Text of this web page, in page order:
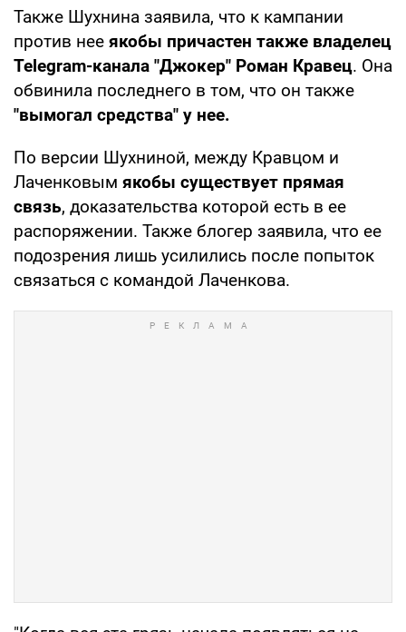
Также Шухнина заявила, что к кампании
против нее якобы причастен также владелец
Telegram-канала "Джокер" Роман Кравец. Она
обвинила последнего в том, что он также
"вымогал средства" у нее.
По версии Шухниной, между Кравцом и
Лаченковым якобы существует прямая
связь, доказательства которой есть в ее
распоряжении. Также блогер заявила, что ее
подозрения лишь усилились после попыток
связаться с командой Лаченкова.